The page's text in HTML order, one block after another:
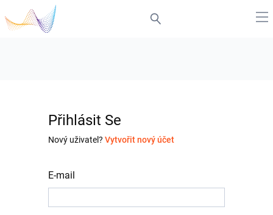
Přihlásit Se
Nový uživatel? Vytvořit nový účet
E-mail